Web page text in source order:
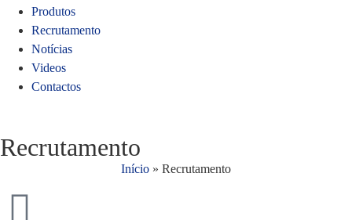
Produtos
Recrutamento
Notícias
Videos
Contactos
Recrutamento
Início » Recrutamento